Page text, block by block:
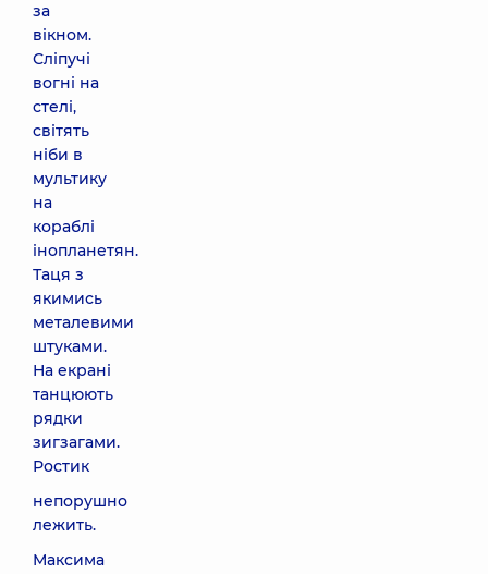
за
вікном.
Сліпучі
вогні на
стелі,
світять
ніби в
мультику
на
кораблі
інопланетян.
Таця з
якимись
металевими
штуками.
На екрані
танцюють
рядки
зигзагами.
Ростик
непорушно
лежить.
Максима